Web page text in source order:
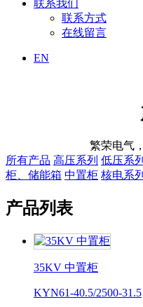
联系我们
联系方式
在线留言
EN
繁荣电气
所有产品 高压系列 低压系列
柜、储能箱 中置柜 核电系列
产品列表
35KV 中置柜
KYN61-40.5/2500-31.5